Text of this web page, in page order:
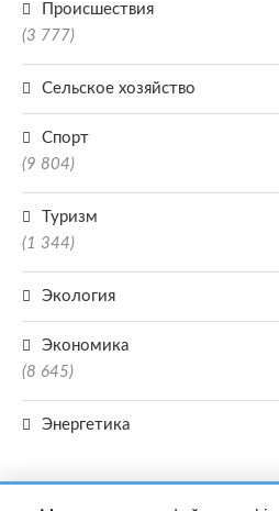
Происшествия
(3 777)
Сельское хозяйство
Спорт
(9 804)
Туризм
(1 344)
Экология
Экономика
(8 645)
Энергетика